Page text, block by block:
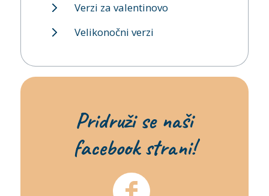
Verzi za valentinovo
Velikonočni verzi
Pridruži se naši
facebook strani!